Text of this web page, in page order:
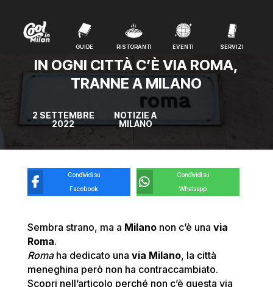
GUIDE RISTORANTI EVENTI SERVIZI
GUIDE RISTORANTI EVENTI SERVIZI
IN OGNI CITTÀ C’È VIA ROMA,
TRANNE A MILANO
2 SETTEMBRE
2022
NOTIZIE A
MILANO
Condividi su
Facebook
Condividi su
Whatsapp
Sembra strano, ma a Milanonon c’è una via
Roma.
Romaha dedicato una via Milano, la città
meneghina però non ha contraccambiato.
Scopri nell’articolo perché non c’è questa via